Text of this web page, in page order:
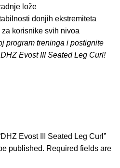
lože
donjih ekstremiteta
korisnike svih nivoa
program treninga i postignite
Evost III Seated Leg Curl!
Evost III Seated Leg Curl”
published. Required fields are